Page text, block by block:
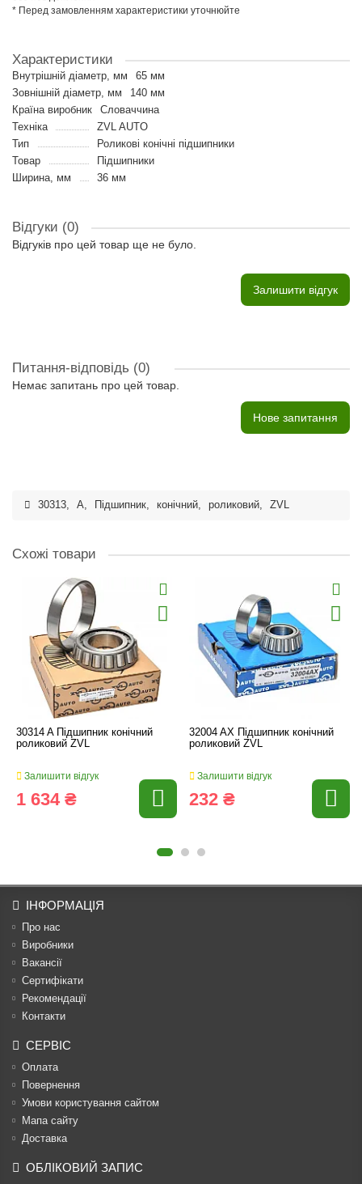
* Перед замовленням характеристики уточнюйте
Характеристики
Внутрішній діаметр, мм
65 мм
Зовнішній діаметр, мм
140 мм
Країна виробник
Словаччина
Техніка
ZVL AUTO
Тип
Роликові конічні підшипники
Товар
Підшипники
Ширина, мм
36 мм
Відгуки (0)
Відгуків про цей товар ще не було.
Залишити відгук
Питання-відповідь (0)
Немає запитань про цей товар.
Нове запитання
30313, A, Підшипник, конічний, роликовий, ZVL
Схожі товари
30314 A Підшипник конічний
роликовий ZVL
Залишити відгук
1 634 ₴
32004 AX Підшипник конічний
роликовий ZVL
Залишити відгук
232 ₴
ІНФОРМАЦІЯ
Про нас
Виробники
Вакансії
Сертифікати
Рекомендації
Контакти
СЕРВІС
Оплата
Повернення
Умови користування сайтом
Мапа сайту
Доставка
ОБЛІКОВИЙ ЗАПИС